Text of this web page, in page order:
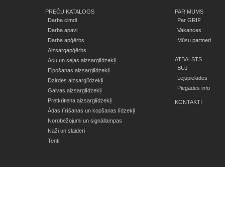
PREČU KATALOGS
Darba cimdi
Darba apavi
Darba apģērbs
Aizsargapģērbs
Acu un sejas aizsarglīdzekļi
Elpošanas aizsarglīdzekļi
Dzirdes aizsarglīdzekļi
Galvas aizsarglīdzekļi
Pretkritiena aizsarglīdzekļi
Ādas tīrīšanas un kopšanas līdzekļi
Norobežojumi un signāllampas
Naži un slaideri
Tenti
PAR MUMS
Par GRIF
Vakances
Mūsu partneri
ATBALSTS
BUJ
Lejupielādes
Piegādes info
KONTAKTI